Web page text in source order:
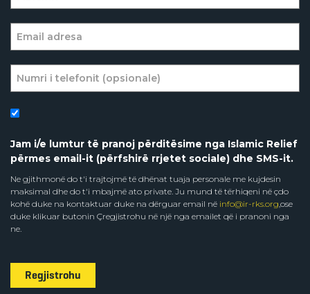
Jam i/e lumtur të pranoj përditësime nga Islamic Relief
përmes email-it (përfshirë rrjetet sociale) dhe SMS-it.
Ne gjithmonë do t'i trajtojmë të dhënat tuaja personale me kujdesin
maksimal dhe do t'i mbajmë ato private. Ju mund të tërhiqeni në çdo
kohë duke na kontaktuar duke na dërguar email në info@ir-rks.org,ose
duke klikuar butonin Çregjistrohu në një nga emailet që i pranoni nga
ne.
Regjistrohu